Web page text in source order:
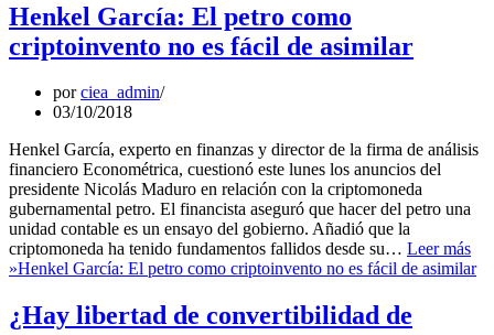
Henkel García: El petro como
criptoinvento no es fácil de asimilar
porciea_admin
03/10/2018
Henkel García, experto en finanzas y director de la firma de análisis
financiero Econométrica, cuestionó este lunes los anuncios del
presidente Nicolás Maduro en relación con la criptomoneda
gubernamental petro. El financista aseguró que hacer del petro una
unidad contable es un ensayo del gobierno. Añadió que la
criptomoneda ha tenido fundamentos fallidos desde su… Leer más
»Henkel García: El petro como criptoinvento no es fácil de asimilar
¿Hay libertad de convertibilidad de